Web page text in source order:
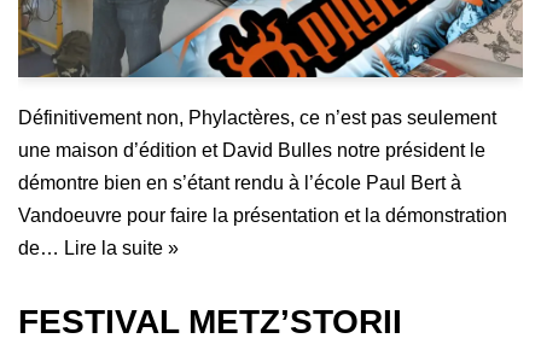
Définitivement non, Phylactères, ce n’est pas seulement
une maison d’édition et David Bulles notre président le
démontre bien en s’étant rendu à l’école Paul Bert à
Vandoeuvre pour faire la présentation et la démonstration
de… Lire la suite »
FESTIVAL METZ’STORII